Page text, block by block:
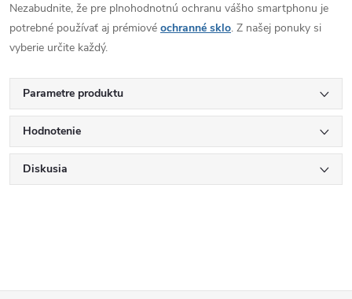
Nezabudnite, že pre plnohodnotnú ochranu vášho smartphonu je
potrebné používať aj prémiové ochranné sklo. Z našej ponuky si
vyberie určite každý.
Parametre produktu
Hodnotenie
Diskusia